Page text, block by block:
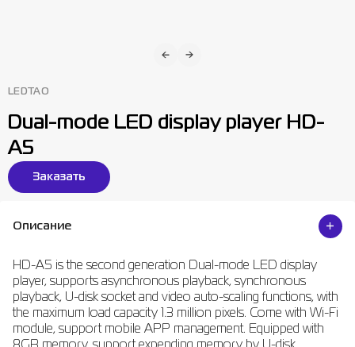
LEDTAO
Dual-mode LED display player HD-
A5
Заказать
Описание
HD-A5 is the second generation Dual-mode LED display
player, supports asynchronous playback, synchronous
playback, U-disk socket and video auto-scaling functions, with
the maximum load capacity 1.3 million pixels. Come with Wi-Fi
module, support mobile APP management. Equipped with